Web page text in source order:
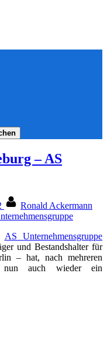
– AS
Ronald Ackermann
AS Unternehmensgruppe
und Bestandshalter für
– hat, nach mehreren
nun auch wieder ein